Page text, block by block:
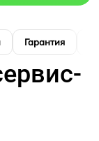
Гарантия